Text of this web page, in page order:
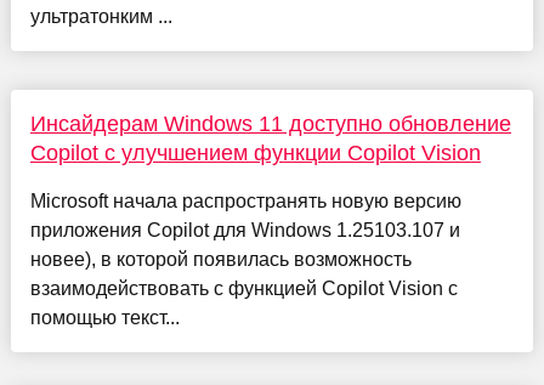
ультратонким ...
Инсайдерам Windows 11 доступно обновление
Copilot с улучшением функции Copilot Vision
Microsoft начала распространять новую версию
приложения Copilot для Windows 1.25103.107 и
новее), в которой появилась возможность
взаимодействовать с функцией Copilot Vision с
помощью текст...